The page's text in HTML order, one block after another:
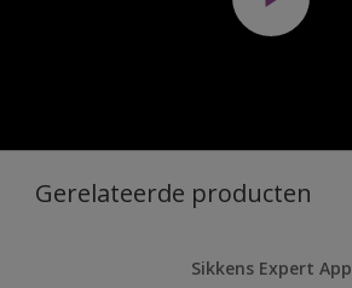
Gerelateerde producten
Sikkens Expert App